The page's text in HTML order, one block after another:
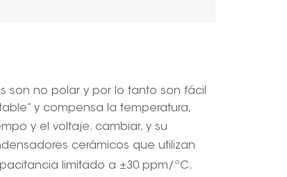
sonno polar y por lo tanto son fácil
y compensa la temperatura,
y el voltaje. cambiar, y su
cerámicos que utilizan
limitado a ±30 ppm/ºC.